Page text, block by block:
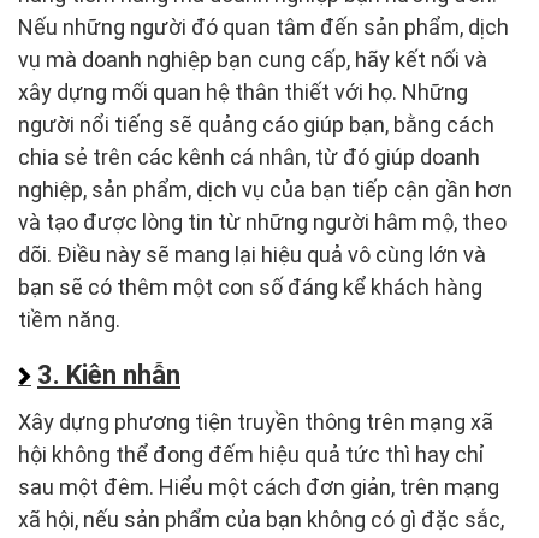
Nếu những người đó quan tâm đến sản phẩm, dịch
vụ mà doanh nghiệp bạn cung cấp, hãy kết nối và
xây dựng mối quan hệ thân thiết với họ. Những
người nổi tiếng sẽ quảng cáo giúp bạn, bằng cách
chia sẻ trên các kênh cá nhân, từ đó giúp doanh
nghiệp, sản phẩm, dịch vụ của bạn tiếp cận gần hơn
và tạo được lòng tin từ những người hâm mộ, theo
dõi. Điều này sẽ mang lại hiệu quả vô cùng lớn và
bạn sẽ có thêm một con số đáng kể khách hàng
tiềm năng.
3. Kiên nhẫn
Xây dựng phương tiện truyền thông trên mạng xã
hội không thể đong đếm hiệu quả tức thì hay chỉ
sau một đêm. Hiểu một cách đơn giản, trên mạng
xã hội, nếu sản phẩm của bạn không có gì đặc sắc,